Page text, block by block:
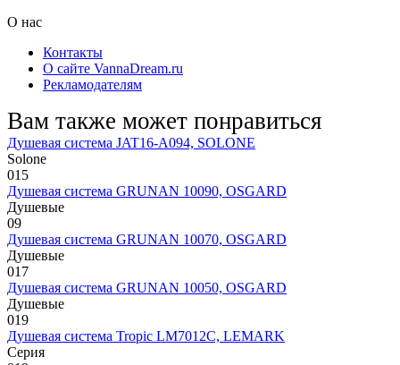
О нас
Контакты
О сайте VannaDream.ru
Рекламодателям
Вам также может понравиться
Душевая система JAT16-A094, SOLONE
Solone
015
Душевая система GRUNAN 10090, OSGARD
Душевые
09
Душевая система GRUNAN 10070, OSGARD
Душевые
017
Душевая система GRUNAN 10050, OSGARD
Душевые
019
Душевая система Tropic LM7012C, LEMARK
Серия